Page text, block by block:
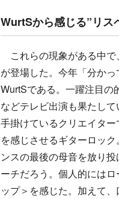
WurtSから感じる”リス
これらの現象がある中で
が登場した。今年「分か
WurtSである。一躍注目の
などテレビ出演も果たし
手掛けているクリエイタ
を感じさせるギターロッ
ンスの最後の母音を放り
ーチだろう。個人的には
ップ＞を感じた。加えて